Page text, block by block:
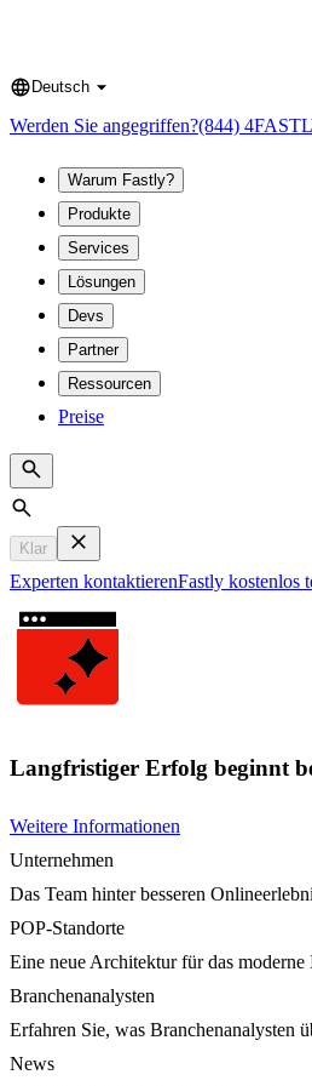
Language
Deutsch
Werden Sie angegriffen?(844)
Warum Fastly?
Produkte
Services
Lösungen
Devs
Partner
Ressourcen
Preise
Search
Klar
Experten kontaktierenFastly kostenlos
Langfristiger Erfolg beginnt
Weitere Informationen
Unternehmen
Das Team hinter besseren
POP-Standorte
Eine neue Architektur für das moderne
Branchenanalysten
Erfahren Sie, was Branchenanalysten
News